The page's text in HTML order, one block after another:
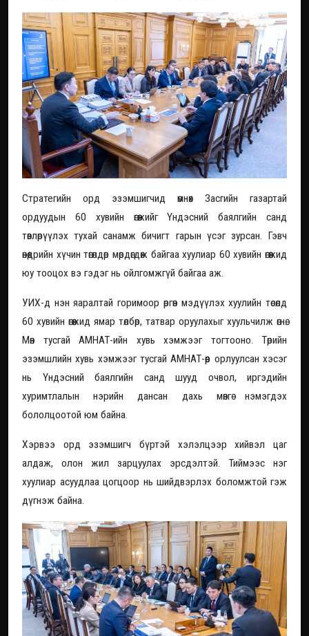
Стратегийн орд эзэмшигчид өмнөх Засгийн газартай
ордуудын 60 хувийн өгөөжийг Үндэсний баялгийн санд
төвлөрүүлэх тухай санамж бичигт гарын үсэг зурсан. Гэвч
өнөөдрийн хүчин төгөлдөр мөрдөгдөж байгаа хуулиар 60 хувийн өгөөжид
юу тооцох вэ гэдэг нь ойлгомжгүй байгаа аж.
УИХ-д нэн яаралтай горимоор өргөн мэдүүлэх хуулийн төсөлд
60 хувийн өгөөжид ямар төлбөр, татвар оруулахыг хуульчилж өгнө.
Мөн тусгай АМНАТ-ийн хувь хэмжээг тогтооно. Төрийн
эзэмшлийн хувь хэмжээг тусгай АМНАТ-өөр орлуулсан хэсэг
нь Үндэсний баялгийн санд шууд очвол, иргэдийн
хуримтлалын нэрийн дансан дахь мөнгө нэмэгдэх
бололцоотой юм байна.
Хэрвээ орд эзэмшигч бүртэй хэлэлцээр хийвэл цаг
алдаж, олон жил зарцуулах эрсдэлтэй. Тиймээс нэг
хуулиар асуудлаа цогцоор нь шийдвэрлэх боломжтой гэж
дүгнэж байна.